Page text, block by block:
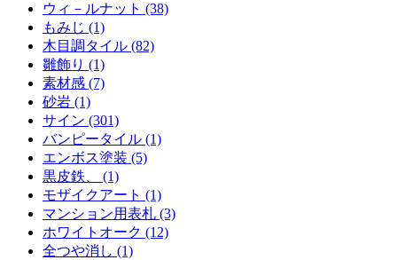
ウィ－ルナット (38)
もみじ (1)
木目調タイル (82)
雛飾り (1)
素材感 (7)
砂岩 (1)
サイン (301)
バンピータイル (1)
エンボス塗装 (5)
黒皮鉄、 (1)
モザイクアート (1)
マンション用表札 (3)
ホワイトオーク (12)
全つや消し (1)